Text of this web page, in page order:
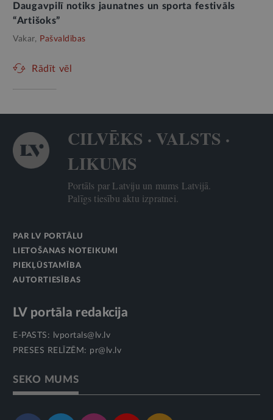
Daugavpilī notiks jaunatnes un sporta festivāls
“Artišoks”
Vakar, Pašvaldības
Rādīt vēl
CILVĒKS · VALSTS ·
LIKUMS
Portāls par Latviju un mums Latvijā.
Palīgs tiesību aktu izpratnei.
PAR LV PORTĀLU
LIETOŠANAS NOTEIKUMI
PIEKĻŪSTAMĪBA
AUTORTIESĪBAS
LV portāla redakcija
E-PASTS:
lvportals@lv.lv
PRESES RELĪZĒM: pr@lv.lv
SEKO MUMS